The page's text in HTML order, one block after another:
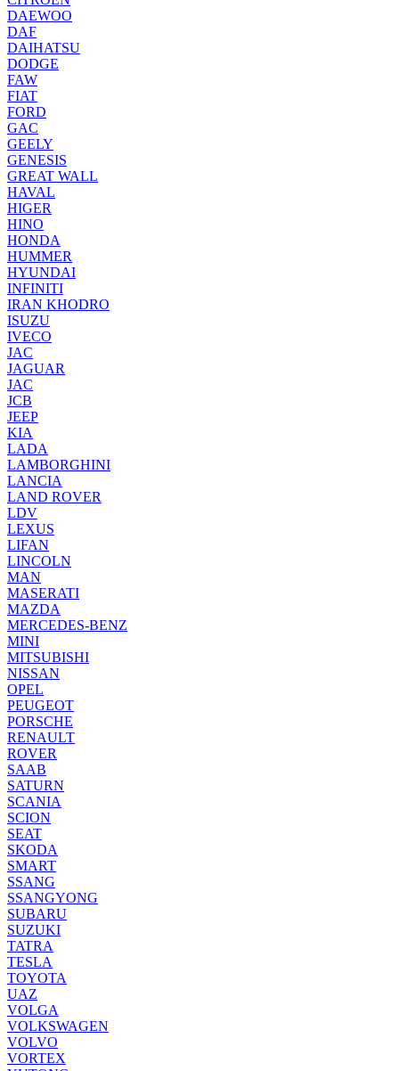
DAEWOO
DAF
DAIHATSU
DODGE
FAW
FIAT
FORD
GAC
GEELY
GENESIS
GREAT WALL
HAVAL
HIGER
HINO
HONDA
HUMMER
HYUNDAI
INFINITI
IRAN KHODRO
ISUZU
IVECO
JAC
JAGUAR
JAС
JCB
JEEP
KIA
LADA
LAMBORGHINI
LANCIA
LAND ROVER
LDV
LEXUS
LIFAN
LINCOLN
MAN
MASERATI
MAZDA
MERCEDES-BENZ
MINI
MITSUBISHI
NISSAN
OPEL
PEUGEOT
PORSCHE
RENAULT
ROVER
SAAB
SATURN
SCANIA
SCION
SEAT
SKODA
SMART
SSANG
SSANGYONG
SUBARU
SUZUKI
TATRA
TESLA
TOYOTA
UAZ
VOLGA
VOLKSWAGEN
VOLVO
VORTEX